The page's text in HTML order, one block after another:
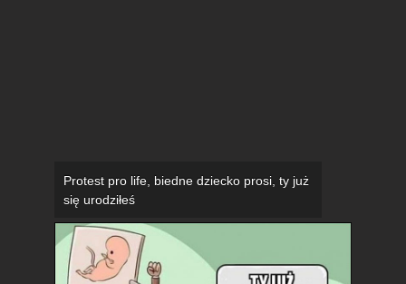
Protest pro life, biedne dziecko prosi, ty już
się urodziłeś